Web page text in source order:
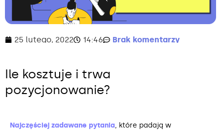
25 lutego, 2022 14:46 Brak komentarzy
Ile kosztuje i trwa
pozycjonowanie?
Najczęściej zadawane pytania, które padają w